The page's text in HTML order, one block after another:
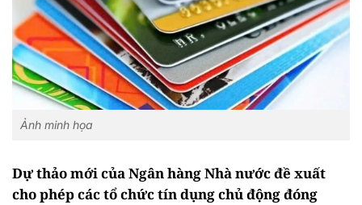
Ảnh minh họa
Dự thảo mới của Ngân hàng Nhà nước đề xuất
cho phép các tổ chức tín dụng chủ động đóng